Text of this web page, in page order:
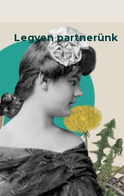
tartalomba
Legyen partnerünk